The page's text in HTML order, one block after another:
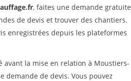
, faites une demande gratuite
de devis et trouver des chantiers.
enregistrées depuis les plateformes
avant la mise en relation à Moustiers-
de devis. Vous pouvez